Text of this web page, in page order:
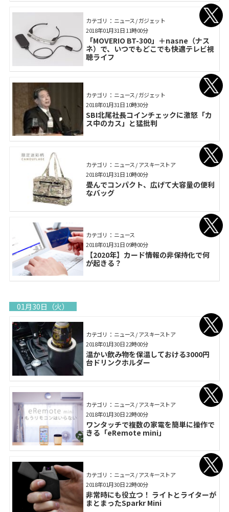
カテゴリ： ニュース / ガジェット
「MOVERIO BT-300」＋nasne（ナス
ネ）で、いつでもどこでも快適テレビ視
聴ライフ
2018年01月31日 11時00分
カテゴリ： ニュース / ガジェット
SBI北尾社長コインチェックに激怒「カ
ス中のカス」と猛批判
2018年01月31日 10時30分
カテゴリ： ニュース / アスキーストア
畳んでコンパクト、広げて大容量の便利
なバッグ
2018年01月31日 10時00分
カテゴリ： ニュース
【2020年】カード情報の非保持化で何
が起きる？
2018年01月31日 09時00分
01月30日（火）
カテゴリ： ニュース / アスキーストア
温かい飲み物を保温しておける3000円
台ドリンクホルダー
2018年01月30日 22時00分
カテゴリ： ニュース / アスキーストア
ワンタッチで複数の家電を簡単に操作で
きる「eRemote mini」
2018年01月30日 22時00分
カテゴリ： ニュース / アスキーストア
非常時にも役立つ！ ライトとライターが
まとまったSparkr Mini
2018年01月30日 22時00分